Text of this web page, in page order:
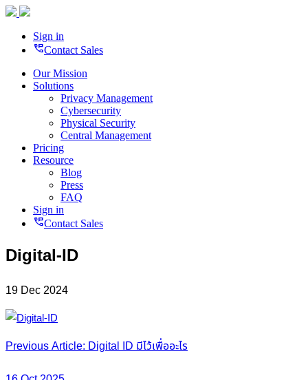
Sign in
perm_phone_msgContact Sales
Our Mission
Solutions
Privacy Management
Cybersecurity
Physical Security
Central Management
Pricing
Resource
Blog
Press
FAQ
Sign in
perm_phone_msgContact Sales
Digital-ID
19 Dec 2024
Post
navigation
Previous Article: Digital ID มีไว้เพื่ออะไร